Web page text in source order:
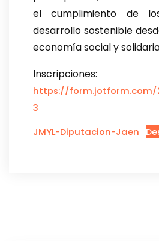
el cumplimiento de
desarrollo sostenible
economía social y
Inscripciones:
https://form.jotform.com/
3
JMYL-Diputacion-Jaen